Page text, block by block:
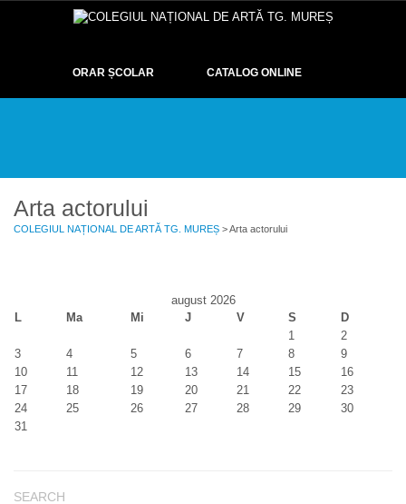
ORAR ȘCOLAR CATALOG ONLINE
Arta actorului
COLEGIUL NAȚIONAL DE ARTĂ TG. MUREȘ > Arta actorului
august 2026
L
Ma Mi J V S
D
1
2
3
4 5 6 7 8
9
10
11 12 13 14 15
16
17
18 19 20 21 22
23
24
25 26 27 28 29
30
31
SEARCH